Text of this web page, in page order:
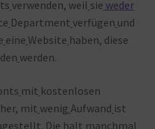
verwenden, weil sie weder
Department verfügen und
eine Website haben, diese
werden.
mit kostenlosen
mit wenig Aufwand ist
Die halt manchmal